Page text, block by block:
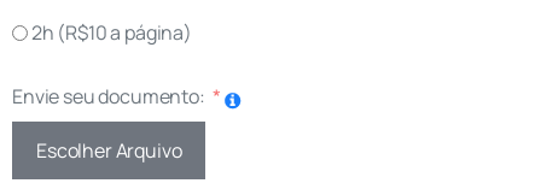
2h (R$10 a página)
Envie seu documento:
Escolher Arquivo